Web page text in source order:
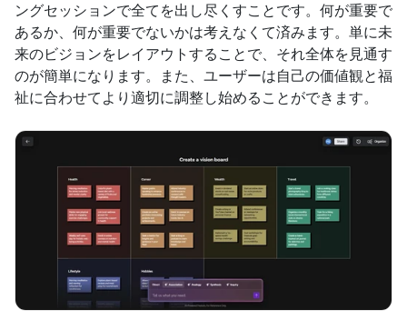
ングセッションで全てを出し尽くすことです。何が重要で
あるか、何が重要でないかは考えなくて済みます。単に未
来のビジョンをレイアウトすることで、それ全体を見通す
のが簡単になります。また、ユーザーは自己の価値観と福
祉に合わせてより適切に調整し始めることができます。